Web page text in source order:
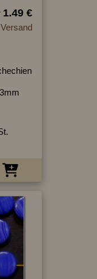
1.49 €
Versand